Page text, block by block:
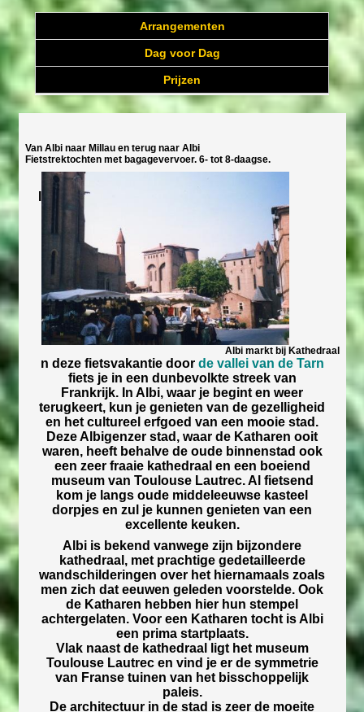
Arrangementen
Dag voor Dag
Prijzen
Van Albi naar Millau en terug naar Albi
Fietstrektochten met bagagevervoer. 6- tot 8-daagse.
Albi markt bij Kathedraal
n deze fietsvakantie door de vallei van de Tarn
fiets je in een dunbevolkte streek van
Frankrijk. In Albi, waar je begint en weer
terugkeert, kun je genieten van de gezelligheid
en het cultureel erfgoed van een mooie stad.
Deze Albigenzer stad, waar de Katharen ooit
waren, heeft behalve de oude binnenstad ook
een zeer fraaie kathedraal en een boeiend
museum van Toulouse Lautrec. Al fietsend
kom je langs oude middeleeuwse kasteel
dorpjes en zul je kunnen genieten van een
excellente keuken.
Albi is bekend vanwege zijn bijzondere
kathedraal, met prachtige gedetailleerde
wandschilderingen over het hiernamaals zoals
men zich dat eeuwen geleden voorstelde. Ook
de Katharen hebben hier hun stempel
achtergelaten. Voor een Katharen tocht is Albi
een prima startplaats.
Vlak naast de kathedraal ligt het museum
Toulouse Lautrec en vind je er de symmetrie
van Franse tuinen van het bisschoppelijk
paleis.
De architectuur in de stad is zeer de moeite